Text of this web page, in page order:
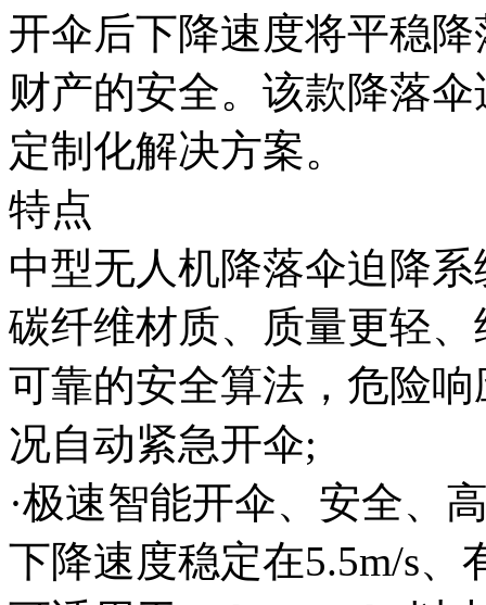
开伞后下降速度将平稳
财产的安全。该款降落
定制化解决方案。
特点
中型无人机降落伞迫降
碳纤维材质、质量更轻
可靠的安全算法，危险
况自动紧急开伞;
·极速智能开伞、安全、
下降速度稳定在5.5m/s、